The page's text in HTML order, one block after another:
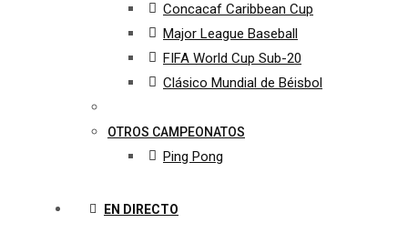
Concacaf Caribbean Cup
Major League Baseball
FIFA World Cup Sub-20
Clásico Mundial de Béisbol
OTROS CAMPEONATOS
Ping Pong
EN DIRECTO